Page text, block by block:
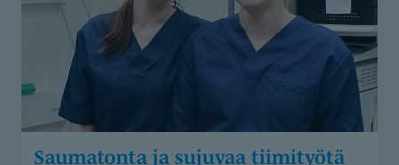
Tähystysklinikalla
Saumatonta ja sujuvaa tiimityötä